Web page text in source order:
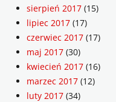
sierpień 2017 (15)
lipiec 2017 (17)
czerwiec 2017 (17)
maj 2017 (30)
kwiecień 2017 (16)
marzec 2017 (12)
luty 2017 (34)